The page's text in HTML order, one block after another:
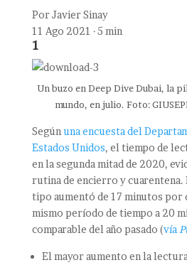
PorJavier Sinay
11 Ago 2021 · 5 min
1
Un buzo en Deep Dive Dubai, la
mundo, en julio. Foto:
Según una encuesta del
Estados Unidos, el tiempo de
en la segunda mitad de 2020,
rutina de encierro y cuarentena.
tipo aumentó de 17 minutos por
mismo período de tiempo a 20
comparable del año pasado (vía
El mayor aumento en la